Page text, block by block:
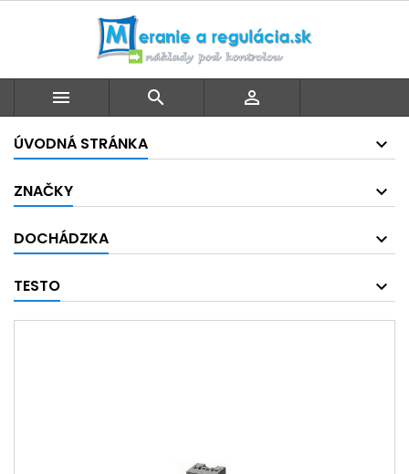
  
ÚVODNÁ STRÁNKA
ZNAČKY
DOCHÁDZKA
TESTO